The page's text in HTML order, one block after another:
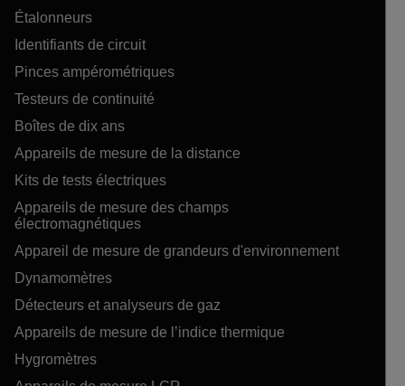
Étalonneurs
Identifiants de circuit
Pinces ampérométriques
Testeurs de continuité
Boîtes de dix ans
Appareils de mesure de la distance
Kits de tests électriques
Appareils de mesure des champs
électromagnétiques
Appareil de mesure de grandeurs d'environnement
Dynamomètres
Détecteurs et analyseurs de gaz
Appareils de mesure de l’indice thermique
Hygromètres